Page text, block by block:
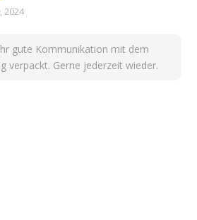
2024
gute Kommunikation mit dem
verpackt. Gerne jederzeit wieder.